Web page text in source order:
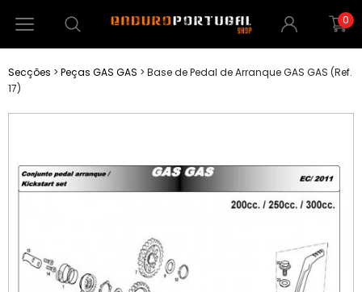
0
Secções > Peças GAS GAS > Base de Pedal de Arranque GAS GAS (Ref.
17)